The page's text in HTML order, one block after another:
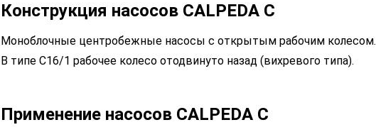
Конструкция насосов CALPEDA C
Моноблочные центробежные насосы с открытым рабочим колесом.
В типе C16/1 рабочее колесо отодвинуто назад (вихревого типа).
Применение насосов CALPEDA C